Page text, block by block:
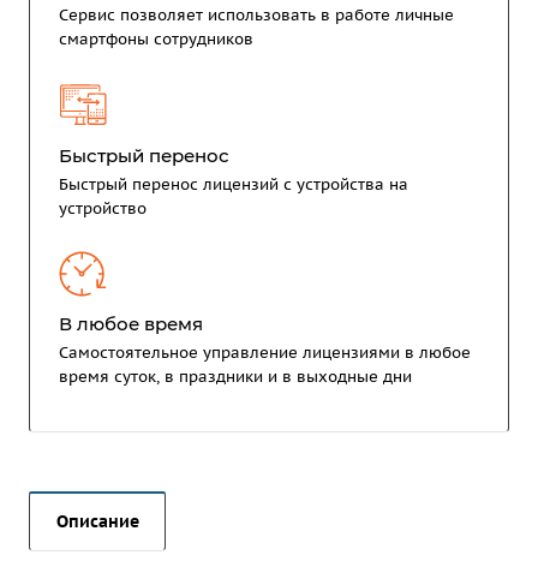
Сервис позволяет использовать в работе личные
смартфоны сотрудников
Быстрый перенос
Быстрый перенос лицензий с устройства на
устройство
В любое время
Самостоятельное управление лицензиями в любое
время суток, в праздники и в выходные дни
Описание